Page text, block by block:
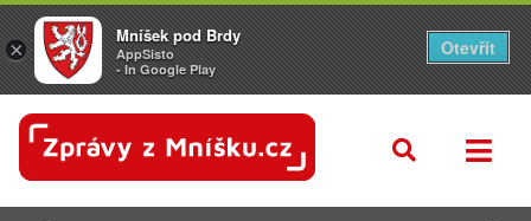
×
Mníšek pod Brdy
AppSisto
- In Google Play
Otevřít